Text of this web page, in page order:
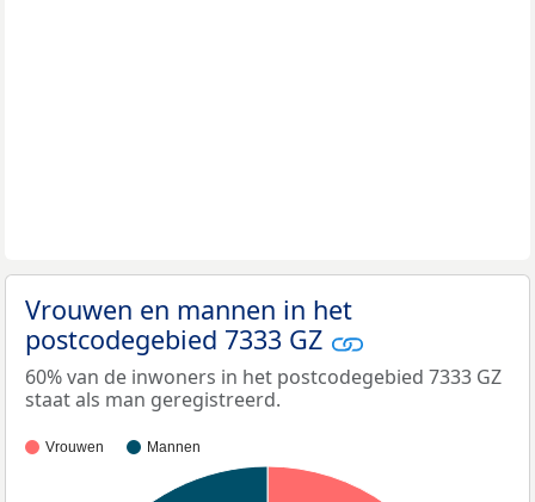
Vrouwen en mannen in het
postcodegebied 7333 GZ
60% van de inwoners in het postcodegebied 7333 GZ
staat als man geregistreerd.
Vrouwen Mannen